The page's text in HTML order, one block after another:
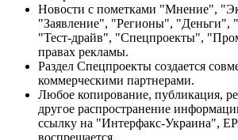
Новости с пометками "Мнение",
"Заявление", "Регионы", "Деньги",
"Тест-драйв", "Спецпроекты",
правах рекламы.
Раздел Спецпроекты создается
коммерческими партнерами.
Любое копирование, публикация,
другое распространение
ссылку на "Интерфакс-Украина",
воспрещается.